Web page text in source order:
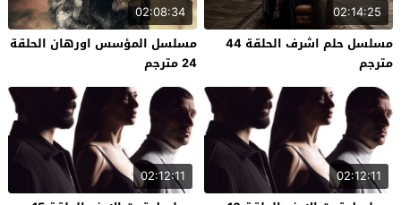
02:14:25
مسلسل حلم اشرف الحلقة 44
مترجم
02:08:34
مسلسل المؤسس اورهان الحلقة
24 مترجم
02:12:11
02:12:11